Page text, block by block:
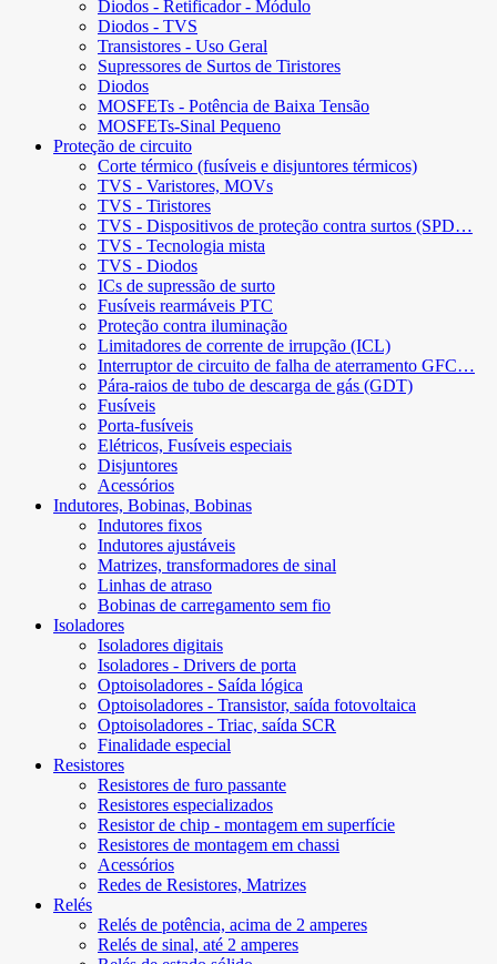
Diodos - Retificador - Módulo
Diodos - TVS
Transistores - Uso Geral
Supressores de Surtos de Tiristores
Diodos
MOSFETs - Potência de Baixa Tensão
MOSFETs-Sinal Pequeno
Proteção de circuito
Corte térmico (fusíveis e disjuntores térmicos)
TVS - Varistores, MOVs
TVS - Tiristores
TVS - Dispositivos de proteção contra surtos (SPD…
TVS - Tecnologia mista
TVS - Diodos
ICs de supressão de surto
Fusíveis rearmáveis ​​PTC
Proteção contra iluminação
Limitadores de corrente de irrupção (ICL)
Interruptor de circuito de falha de aterramento GFC…
Pára-raios de tubo de descarga de gás (GDT)
Fusíveis
Porta-fusíveis
Elétricos, Fusíveis especiais
Disjuntores
Acessórios
Indutores, Bobinas, Bobinas
Indutores fixos
Indutores ajustáveis
Matrizes, transformadores de sinal
Linhas de atraso
Bobinas de carregamento sem fio
Isoladores
Isoladores digitais
Isoladores - Drivers de porta
Optoisoladores - Saída lógica
Optoisoladores - Transistor, saída fotovoltaica
Optoisoladores - Triac, saída SCR
Finalidade especial
Resistores
Resistores de furo passante
Resistores especializados
Resistor de chip - montagem em superfície
Resistores de montagem em chassi
Acessórios
Redes de Resistores, Matrizes
Relés
Relés de potência, acima de 2 amperes
Relés de sinal, até 2 amperes